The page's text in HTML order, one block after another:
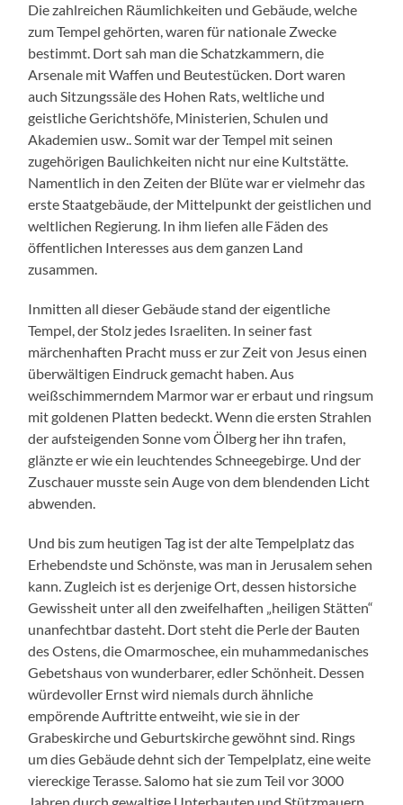
Die zahlreichen Räumlichkeiten und Gebäude, welche
zum Tempel gehörten, waren für nationale Zwecke
bestimmt. Dort sah man die Schatzkammern, die
Arsenale mit Waffen und Beutestücken. Dort waren
auch Sitzungssäle des Hohen Rats, weltliche und
geistliche Gerichtshöfe, Ministerien, Schulen und
Akademien usw.. Somit war der Tempel mit seinen
zugehörigen Baulichkeiten nicht nur eine Kultstätte.
Namentlich in den Zeiten der Blüte war er vielmehr das
erste Staatgebäude, der Mittelpunkt der geistlichen und
weltlichen Regierung. In ihm liefen alle Fäden des
öffentlichen Interesses aus dem ganzen Land
zusammen.
Inmitten all dieser Gebäude stand der eigentliche
Tempel, der Stolz jedes Israeliten. In seiner fast
märchenhaften Pracht muss er zur Zeit von Jesus einen
überwältigen Eindruck gemacht haben. Aus
weißschimmerndem Marmor war er erbaut und ringsum
mit goldenen Platten bedeckt. Wenn die ersten Strahlen
der aufsteigenden Sonne vom Ölberg her ihn trafen,
glänzte er wie ein leuchtendes Schneegebirge. Und der
Zuschauer musste sein Auge von dem blendenden Licht
abwenden.
Und bis zum heutigen Tag ist der alte Tempelplatz das
Erhebendste und Schönste, was man in Jerusalem sehen
kann. Zugleich ist es derjenige Ort, dessen historsiche
Gewissheit unter all den zweifelhaften „heiligen Stätten“
unanfechtbar dasteht. Dort steht die Perle der Bauten
des Ostens, die Omarmoschee, ein muhammedanisches
Gebetshaus von wunderbarer, edler Schönheit. Dessen
würdevoller Ernst wird niemals durch ähnliche
empörende Auftritte entweiht, wie sie in der
Grabeskirche und Geburtskirche gewöhnt sind. Rings
um dies Gebäude dehnt sich der Tempelplatz, eine weite
viereckige Terasse. Salomo hat sie zum Teil vor 3000